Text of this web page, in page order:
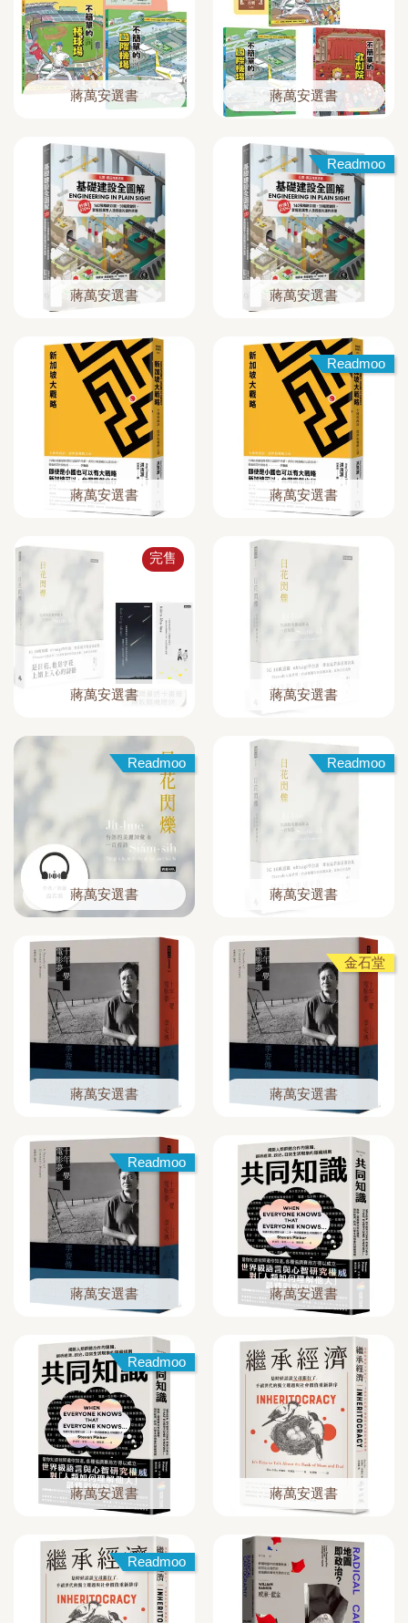
蔣萬安選書 蔣萬安選書
蔣萬安選書
Readmoo
蔣萬安選書
蔣萬安選書
Readmoo
蔣萬安選書
完售
蔣萬安選書 蔣萬安選書
Readmoo
蔣萬安選書
Readmoo
蔣萬安選書
蔣萬安選書
金石堂
蔣萬安選書
Readmoo
蔣萬安選書 蔣萬安選書
Readmoo
蔣萬安選書 蔣萬安選書
Readmoo